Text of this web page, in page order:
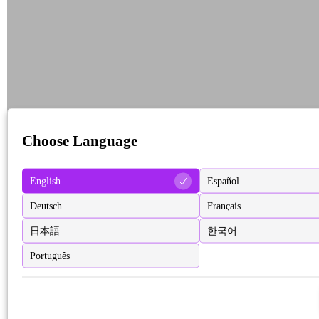
Choose Language
English Español
Deutsch Français
日本語 한국어
Português